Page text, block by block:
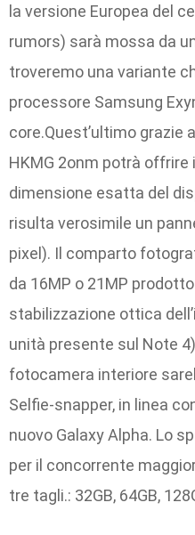
la versione Europea del
rumors) sarà mossa da
troveremo una variante
processore Samsung
core.Quest’ultimo grazie
HKMG 2onm potrà
dimensione esatta del
risulta verosimile un
pixel). Il comparto
da 16MP o 21MP
stabilizzazione ottica
unità presente sul Note
fotocamera interiore
Selfie-snapper, in linea
nuovo Galaxy Alpha. Lo
per il concorrente
tre tagli.: 32GB, 64GB,